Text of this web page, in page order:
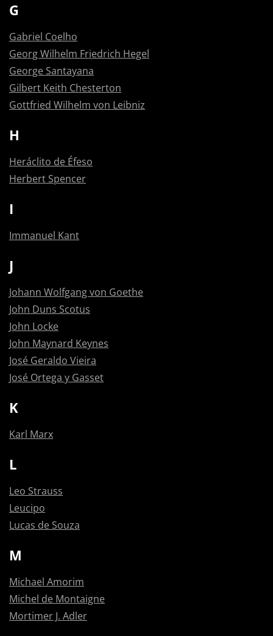
G
Gabriel Coelho
Georg Wilhelm Friedrich Hegel
George Santayana
Gilbert Keith Chesterton
Gottfried Wilhelm von Leibniz
H
Heráclito de Éfeso
Herbert Spencer
I
Immanuel Kant
J
Johann Wolfgang von Goethe
John Duns Scotus
John Locke
John Maynard Keynes
José Geraldo Vieira
José Ortega y Gasset
K
Karl Marx
L
Leo Strauss
Leucipo
Lucas de Souza
M
Michael Amorim
Michel de Montaigne
Mortimer J. Adler